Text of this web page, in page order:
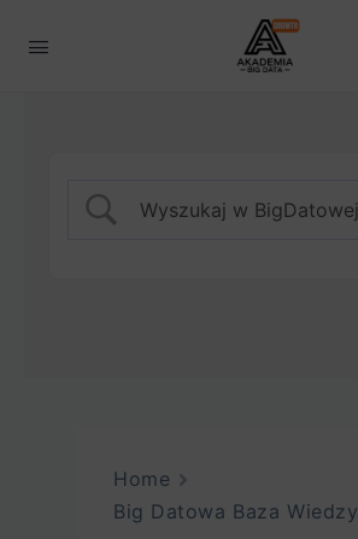
Home
Big Datowa Baza Wiedzy